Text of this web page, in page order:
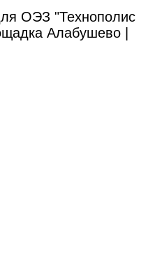
ОЭЗ "Технополис
Алабушево |